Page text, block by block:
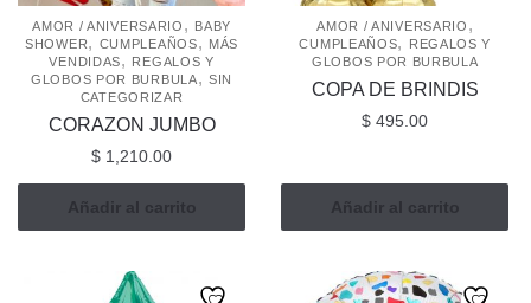
AMOR / ANIVERSARIO , BABY
SHOWER, CUMPLEAÑOS, MÁS
VENDIDAS, REGALOS Y
GLOBOS POR BURBULA,SIN
CATEGORIZAR
CORAZON JUMBO
$ 1,210.00
Añadir al carrito
AMOR / ANIVERSARIO ,
CUMPLEAÑOS,
REGALOS Y
GLOBOS POR BURBULA
COPA DE BRINDIS
$ 495.00
Añadir al carrito